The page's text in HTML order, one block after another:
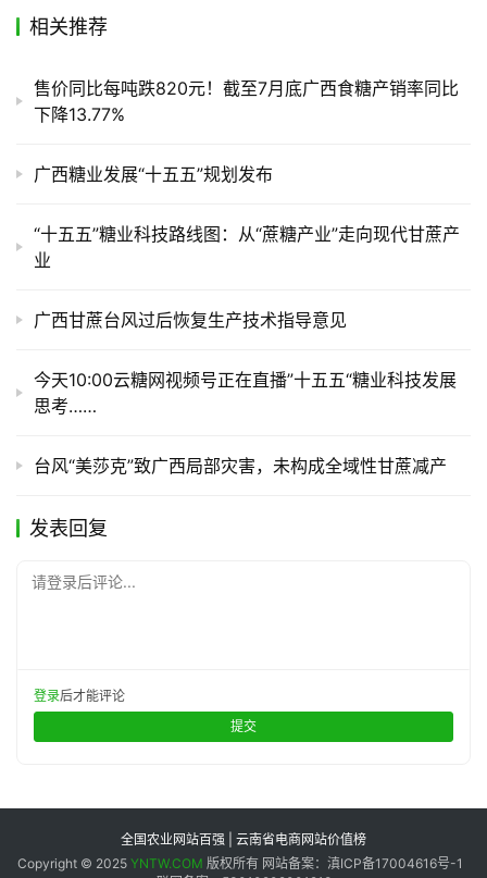
业
链
储
相关推荐
售价同比每吨跌820元！截至7月底广西食糖产销率同比
下降13.77%
广西糖业发展“十五五”规划发布
“十五五”糖业科技路线图：从“蔗糖产业”走向现代甘蔗产
业
广西甘蔗台风过后恢复生产技术指导意见
今天10:00云糖网视频号正在直播”十五五“糖业科技发展
思考……
台风“美莎克”致广西局部灾害，未构成全域性甘蔗减产
发表回复
请登录后评论...
登录后才能评论
提交
全国农业网站百强 | 云南省电商网站价值榜
Copyright © 2025 YNTW.COM 版权所有 网站备案：滇ICP备17004616号-1